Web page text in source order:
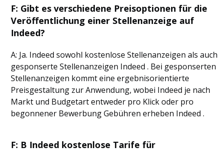
F: Gibt es verschiedene Preisoptionen für die
Veröffentlichung einer Stellenanzeige auf
Indeed?
A: Ja. Indeed sowohl kostenlose Stellenanzeigen als auch
gesponserte Stellenanzeigen Indeed . Bei gesponserten
Stellenanzeigen kommt eine ergebnisorientierte
Preisgestaltung zur Anwendung, wobei Indeed je nach
Markt und Budgetart entweder pro Klick oder pro
begonnener Bewerbung Gebühren erheben Indeed .
F: B Indeed kostenlose Tarife für